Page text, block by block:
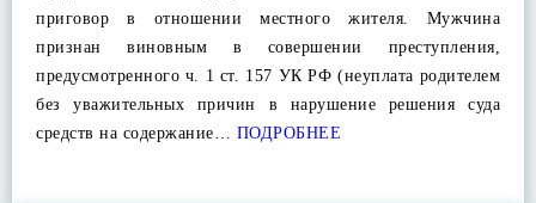
приговор в отношении местного жителя. Мужчина
признан виновным в совершении преступления,
предусмотренного ч. 1 ст. 157 УК РФ (неуплата родителем
без уважительных причин в нарушение решения суда
средств на содержание… ПОДРОБНЕЕ